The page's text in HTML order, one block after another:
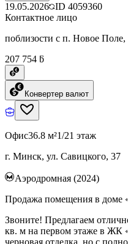
19.05.2026 ID 4059360
Контактное лицо
поблизости с п. Новое
207 754 ƃ
Конвертер валют
Офис36.8 м²1/21 этаж
г. Минск, ул. Савицкого, 37
Аэродромная (2024)
Продажа помещения в доме
Звоните! Предлагаем
кв. м на первом этаже в
черновая отделка, но с